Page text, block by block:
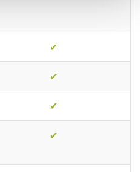
✔
✔
✔
✔